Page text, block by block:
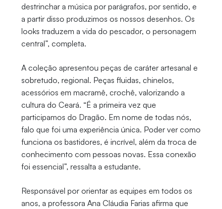
destrinchar a música por parágrafos, por sentido, e
a partir disso produzimos os nossos desenhos. Os
looks traduzem a vida do pescador, o personagem
central”, completa.
A coleção apresentou peças de caráter artesanal e
sobretudo, regional. Peças fluidas, chinelos,
acessórios em macramê, crochê, valorizando a
cultura do Ceará. “É a primeira vez que
participamos do Dragão. Em nome de todas nós,
falo que foi uma experiência única. Poder ver como
funciona os bastidores, é incrível, além da troca de
conhecimento com pessoas novas. Essa conexão
foi essencial”, ressalta a estudante.
Responsável por orientar as equipes em todos os
anos, a professora Ana Cláudia Farias afirma que